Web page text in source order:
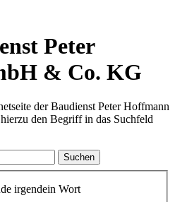
Peter
& Co. KG
der Baudienst Peter Hoffmann
den Begriff in das Suchfeld
irgendein Wort